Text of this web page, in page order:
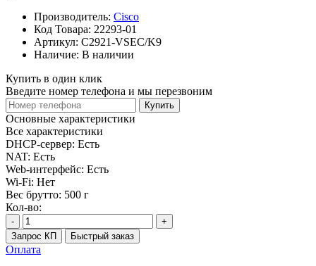
Производитель: Cisco
Код Товара: 22293-01
Артикул: C2921-VSEC/K9
Наличие: В наличии
Купить в один клик
Введите номер телефона и мы перезвоним
Купить
Основные характеристики
Все характеристики
DHCP-сервер: Есть
NAT: Есть
Web-интерфейс: Есть
Wi-Fi: Нет
Вес брутто: 500 г
Кол-во:
-
+
Запрос КП
Быстрый заказ
Оплата